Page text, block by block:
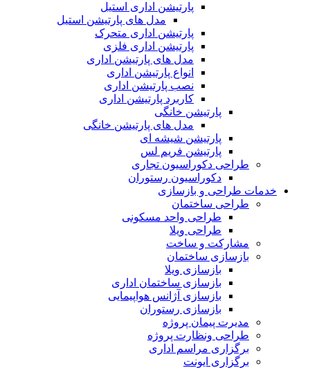
پارتیشن اداری استیل
مدل های پارتیشن استیل
پارتیشن اداری متحرک
پارتیشن اداری فلزی
مدل های پارتیشن اداری
انواع پارتیشن اداری
نصب پارتیشن اداری
کاربرد پارتیشن اداری
پارتیشن خانگی
مدل های پارتیشن خانگی
پارتیشن شیشه ای
پارتیشن فریم لس
طراحی دکوراسیون تجاری
دکوراسیون رستوران
خدمات طراحی و بازسازی
طراحی ساختمان
طراحی واحد مسکونی
طراحی ویلا
مشارکت و ساخت
بازسازی ساختمان
بازسازی ویلا
بازسازی ساختمان اداری
بازسازی آژانس هواپیمایی
بازسازی رستوران
مدیرت پیمان پروژه
طراحی ونظارت پروژه
برگزاری مراسم اداری
برگزاری ایونت